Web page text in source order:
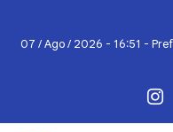
07 / Ago / 2026 - 16:51 -